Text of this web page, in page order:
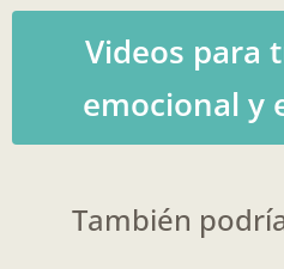
Videos para
emocional y
También